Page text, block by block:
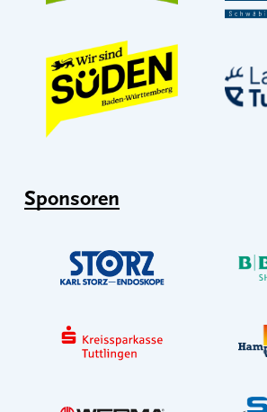
Sponsoren